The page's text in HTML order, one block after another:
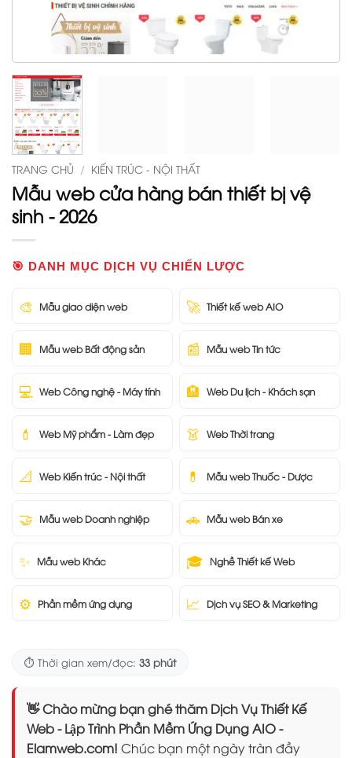
TRANG CHỦ / KIẾN TRÚC - NỘI THẤT
Mẫu web cửa hàng bán thiết bị vệ
sinh - 2026
🎯 DANH MỤC DỊCH VỤ CHIẾN LƯỢC
🎨 Mẫu giao diện web 🚀 Thiết kế web AIO
🏢 Mẫu web Bất động sản 📰 Mẫu web Tin tức
💻 Web Công nghệ - Máy tính 🏨 Web Du lịch - Khách sạn
💄 Web Mỹ phẩm - Làm đẹp 👗 Web Thời trang
📐 Web Kiến trúc - Nội thất 💊 Mẫu web Thuốc - Dược
🤝 Mẫu web Doanh nghiệp 🚗 Mẫu web Bán xe
✨ Mẫu web Khác 🎓 Nghề Thiết kế Web
⚙️ Phần mềm ứng dụng 📈 Dịch vụ SEO & Marketing
⏱️ Thời gian xem/đọc: 33 phút
👋 Chào mừng bạn ghé thăm Dịch Vụ Thiết Kế
Web - Lập Trình Phần Mềm Ứng Dụng AIO -
Elamweb.com! Chúc bạn một ngày tràn đầy